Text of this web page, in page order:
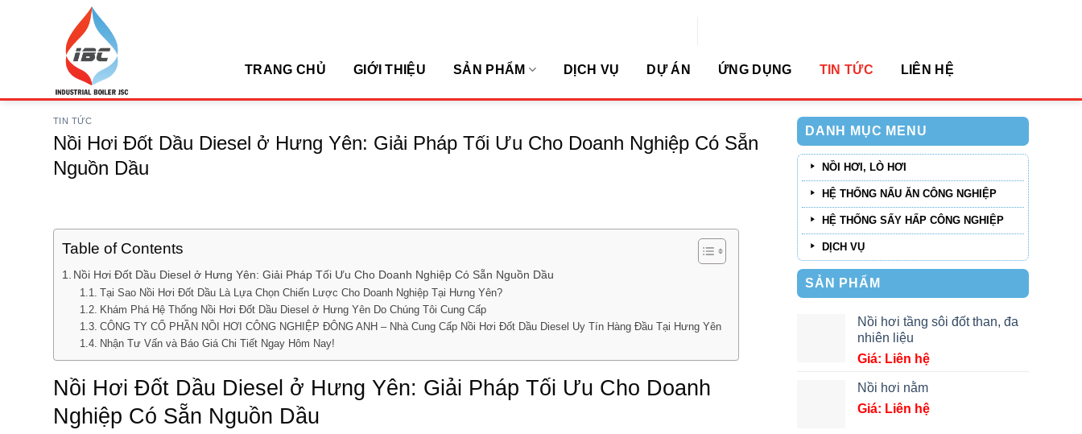
TRANG CHỦ GIỚI THIỆU SẢN PHẨM DỊCH VỤ DỰ ÁN ỨNG DỤNG TIN TỨC LIÊN HỆ
TIN TỨC
Nồi Hơi Đốt Dầu Diesel ở Hưng Yên: Giải Pháp Tối Ưu Cho Doanh Nghiệp Có Sẵn
Nguồn Dầu
Table of Contents
Nồi Hơi Đốt Dầu Diesel ở Hưng Yên: Giải Pháp Tối Ưu Cho Doanh Nghiệp Có Sẵn Nguồn Dầu
Tại Sao Nồi Hơi Đốt Dầu Là Lựa Chọn Chiến Lược Cho Doanh Nghiệp Tại Hưng Yên?
Khám Phá Hệ Thống Nồi Hơi Đốt Dầu Diesel ở Hưng Yên Do Chúng Tôi Cung Cấp
CÔNG TY CỔ PHẦN NỒI HƠI CÔNG NGHIỆP ĐÔNG ANH – Nhà Cung Cấp Nồi Hơi Đốt Dầu Diesel Uy Tín Hàng Đầu Tại Hưng Yên
Nhận Tư Vấn và Báo Giá Chi Tiết Ngay Hôm Nay!
Nồi Hơi Đốt Dầu Diesel ở Hưng Yên: Giải Pháp Tối Ưu Cho Doanh
Nghiệp Có Sẵn Nguồn Dầu
DANH MỤC MENU
NỒI HƠI, LÒ HƠI
HỆ THỐNG NẤU ĂN CÔNG NGHIỆP
HỆ THỐNG SẤY HẤP CÔNG NGHIỆP
DỊCH VỤ
SẢN PHẨM
Nồi hơi tầng sôi đốt than, đa
nhiên liệu
Giá: Liên hệ
Nồi hơi nằm
Giá: Liên hệ